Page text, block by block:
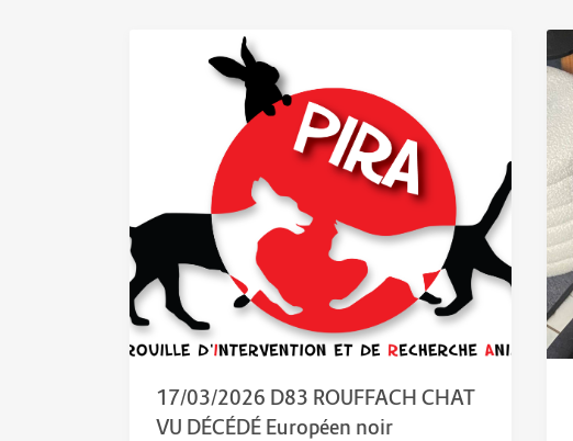
17/03/2026 D83 ROUFFACH CHAT
VU DÉCÉDÉ Européen noir